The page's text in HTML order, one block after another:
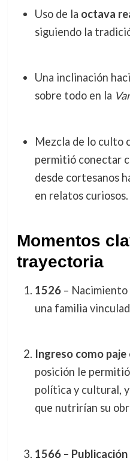
Uso de la octava
siguiendo la
Una inclinación
sobre todo en la
Mezcla de lo culto
permitió conectar
desde cortesanos
en relatos curiosos.
Momentos
trayectoria
1526– Nacimiento
una familia
Ingreso como
posición le
política y cultural,
que nutrirían su
1566 –